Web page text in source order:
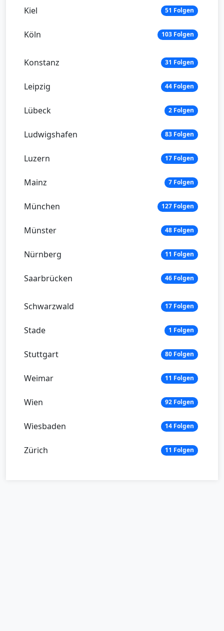
Kiel 51 Folgen
Köln 103 Folgen
Konstanz 31 Folgen
Leipzig 44 Folgen
Lübeck 2 Folgen
Ludwigshafen 83 Folgen
Luzern 17 Folgen
Mainz 7 Folgen
München 127 Folgen
Münster 48 Folgen
Nürnberg 11 Folgen
Saarbrücken 46 Folgen
Schwarzwald 17 Folgen
Stade 1 Folgen
Stuttgart 80 Folgen
Weimar 11 Folgen
Wien 92 Folgen
Wiesbaden 14 Folgen
Zürich 11 Folgen